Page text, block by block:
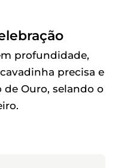
profundidade,
precisa e
Ouro, selando o